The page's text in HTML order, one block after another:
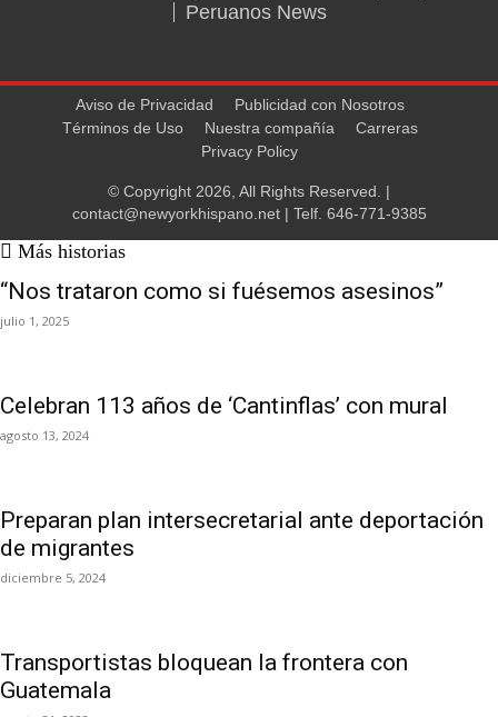
Peruanos News
Aviso de Privacidad
Publicidad con Nosotros
Términos de Uso
Nuestra compañía
Carreras
Privacy Policy
© Copyright 2026, All Rights Reserved. |
contact@newyorkhispano.net| Telf. 646-771-9385
Más historias
“Nos trataron como si fuésemos asesinos”
julio 1, 2025
Celebran 113 años de ‘Cantinflas’ con mural
agosto 13, 2024
Preparan plan intersecretarial ante deportación
de migrantes
diciembre 5, 2024
Transportistas bloquean la frontera con
Guatemala